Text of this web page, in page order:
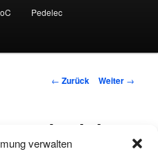
verwalten
Pedelec
Beitrags-
← Zurück Weiter →